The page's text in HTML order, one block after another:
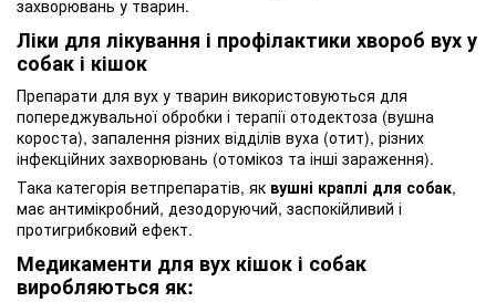
захворювань у тварин.
Ліки для лікування і профілактики хвороб вух у
собак і кішок
Препарати для вух у тварин використовуються для
попереджувальної обробки і терапії отодектоза (вушна
короста), запалення різних відділів вуха (отит), різних
інфекційних захворювань (отомікоз та інші зараження).
Така категорія ветпрепаратів, як вушні краплі для собак,
має антимікробний, дезодоруючий, заспокійливий і
протигрибковий ефект.
Медикаменти для вух кішок і собак
виробляються як: